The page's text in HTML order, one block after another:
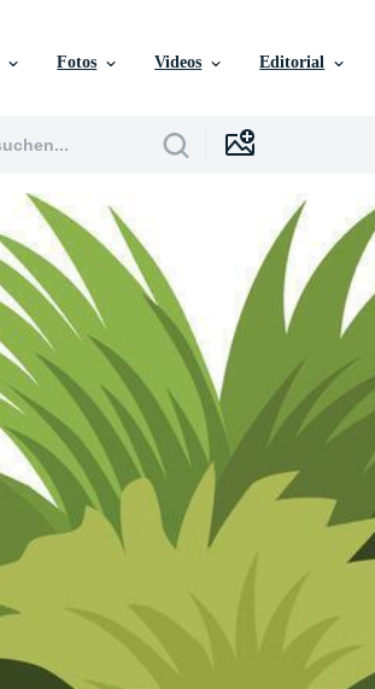
Fotos Videos Editorial